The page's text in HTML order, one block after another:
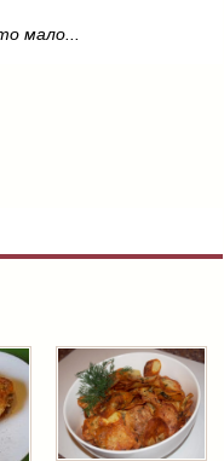
мало...